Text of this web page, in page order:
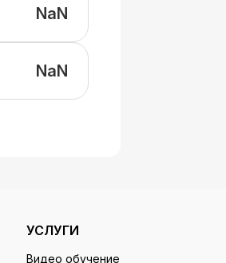
NaN
NaN
УСЛУГИ
Видео обучение